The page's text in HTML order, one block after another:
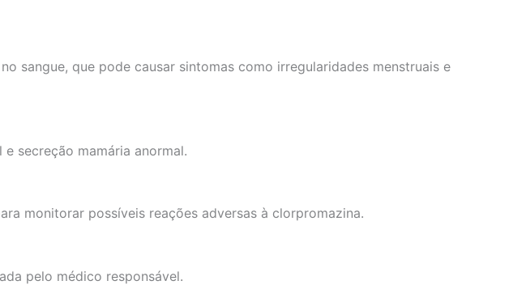
sangue, que pode causar sintomas como irregularidades menstruais e
secreção mamária anormal.
monitorar possíveis reações adversas à clorpromazina.
pelo médico responsável.